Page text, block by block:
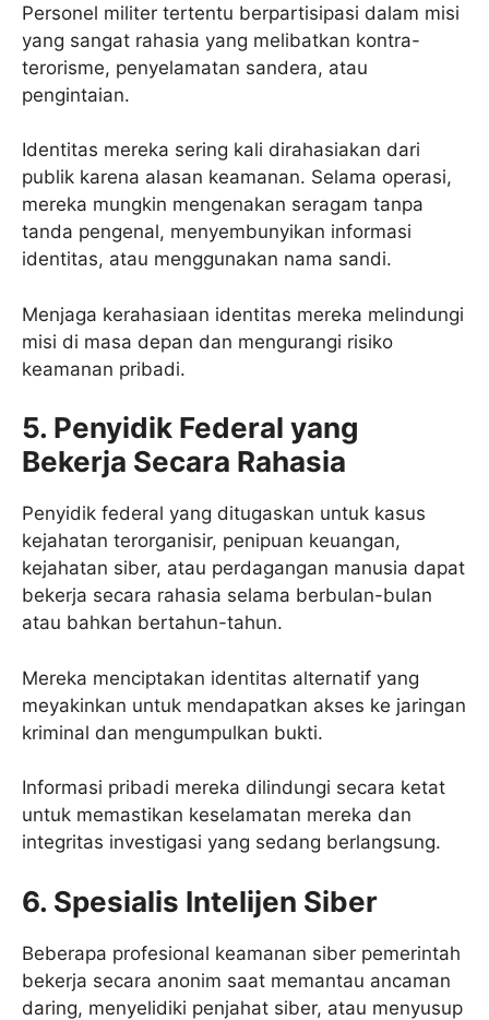
Personel militer tertentu berpartisipasi dalam misi
yang sangat rahasia yang melibatkan kontra-
terorisme, penyelamatan sandera, atau
pengintaian.
Identitas mereka sering kali dirahasiakan dari
publik karena alasan keamanan. Selama operasi,
mereka mungkin mengenakan seragam tanpa
tanda pengenal, menyembunyikan informasi
identitas, atau menggunakan nama sandi.
Menjaga kerahasiaan identitas mereka melindungi
misi di masa depan dan mengurangi risiko
keamanan pribadi.
5. Penyidik ​​Federal yang
Bekerja Secara Rahasia
Penyidik ​​federal yang ditugaskan untuk kasus
kejahatan terorganisir, penipuan keuangan,
kejahatan siber, atau perdagangan manusia dapat
bekerja secara rahasia selama berbulan-bulan
atau bahkan bertahun-tahun.
Mereka menciptakan identitas alternatif yang
meyakinkan untuk mendapatkan akses ke jaringan
kriminal dan mengumpulkan bukti.
Informasi pribadi mereka dilindungi secara ketat
untuk memastikan keselamatan mereka dan
integritas investigasi yang sedang berlangsung.
6. Spesialis Intelijen Siber
Beberapa profesional keamanan siber pemerintah
bekerja secara anonim saat memantau ancaman
daring, menyelidiki penjahat siber, atau menyusup